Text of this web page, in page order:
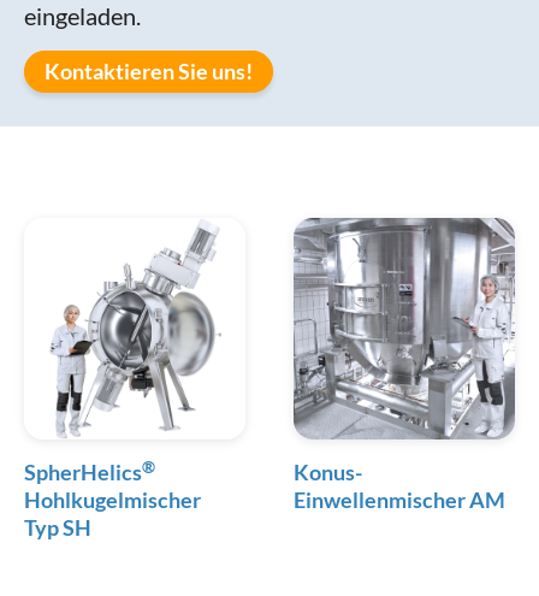
eingeladen.
Kontaktieren Sie uns!
SpherHelics®
Hohlkugelmischer
Typ SH
Konus-
Einwellenmischer AM